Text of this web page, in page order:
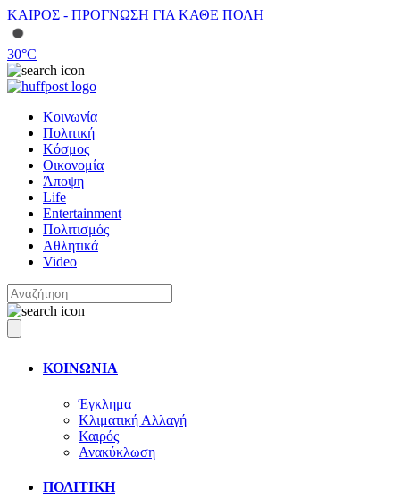
ΚΑΙΡΟΣ - ΠΡΟΓΝΩΣΗ ΓΙΑ ΚΑΘΕ ΠΟΛΗ
30°C
Κοινωνία
Πολιτική
Κόσμος
Οικονομία
Άποψη
Life
Entertainment
Πολιτισμός
Αθλητικά
Video
ΚΟΙΝΩΝΙΑ
Έγκλημα
Κλιματική Αλλαγή
Καιρός
Ανακύκλωση
ΠΟΛΙΤΙΚΗ